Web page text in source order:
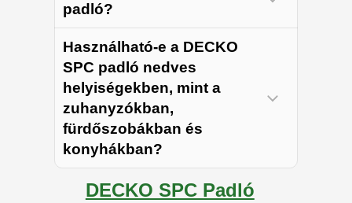
padló?
Használható-e a DECKO
SPC padló nedves
helyiségekben, mint a
zuhanyzókban,
fürdőszobákban és
konyhákban?
DECKO SPC Padló